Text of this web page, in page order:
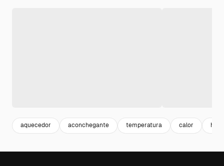
aquecedor aconchegante temperatura calor hot